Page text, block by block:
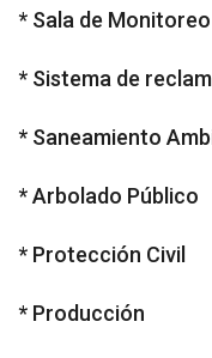
* Sala de Monitoreo
* Sistema de
* Saneamiento
* Arbolado Público
* Protección Civil
* Producción